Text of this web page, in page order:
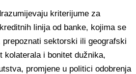
kriterijume za
linija od banke, kojima se
sektorski ili geografski
kolaterala i bonitet dužnika,
promjene u politici odobrenja